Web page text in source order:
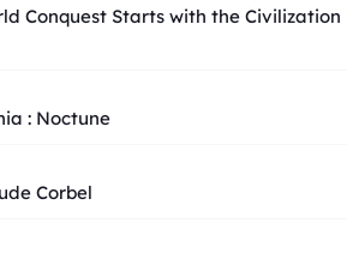
Conquest Starts with the Civilization
: Noctune
Corbel